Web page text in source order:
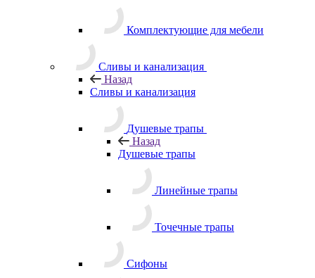
Комплектующие для мебели
Сливы и канализация
Назад
Сливы и канализация
Душевые трапы
Назад
Душевые трапы
Линейные трапы
Точечные трапы
Сифоны